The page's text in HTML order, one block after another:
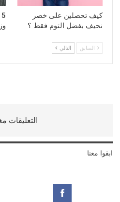
كيف تحصلين على خصر
نحيف بفضل الثوم فقط ؟
السابق التالي
التعليقات
ابقوا معنا